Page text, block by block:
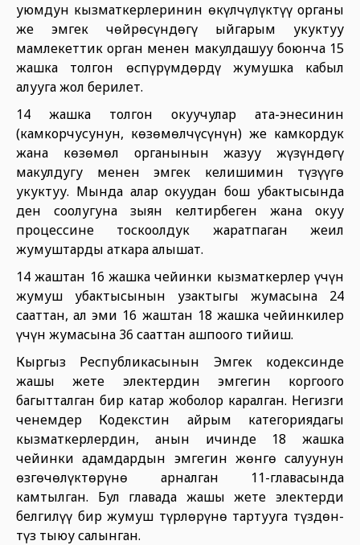
уюмдун кызматкерлеринин өкүлчүлүктүү органы
же эмгек чөйрөсүндөгү ыйгарым укуктуу
мамлекеттик орган менен макулдашуу боюнча 15
жашка толгон өспүрүмдөрдү жумушка кабыл
алууга жол берилет.
14 жашка толгон окуучулар ата-энесинин
(камкорчусунун, көзөмөлчүсүнүн) же камкордук
жана көзөмөл органынын жазуу жүзүндөгү
макулдугу менен эмгек келишимин түзүүгө
укуктуу. Мында алар окуудан бош убактысында
ден соолугуна зыян келтирбеген жана окуу
процессине тоскоолдук жаратпаган жеңил
жумуштарды аткара алышат.
14 жаштан 16 жашка чейинки кызматкерлер үчүн
жумуш убактысынын узактыгы жумасына 24
сааттан, ал эми 16 жаштан 18 жашка чейинкилер
үчүн жумасына 36 сааттан ашпоого тийиш.
Кыргыз Республикасынын Эмгек кодексинде
жашы жете электердин эмгегин коргоого
багытталган бир катар жоболор каралган. Негизги
ченемдер Кодекстин айрым категориядагы
кызматкерлердин, анын ичинде 18 жашка
чейинки адамдардын эмгегин жөнгө салуунун
өзгөчөлүктөрүнө арналган 11-главасында
камтылган. Бул главада жашы жете электерди
белгилүү бир жумуш түрлөрүнө тартууга түздөн-
түз тыюу салынган.